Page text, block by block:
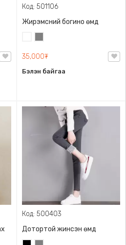
Код: 501106
Жирэмсний богино өмд
35,000₮
Бэлэн байгаа
Код: 500403
Дотортой жинсэн өмд